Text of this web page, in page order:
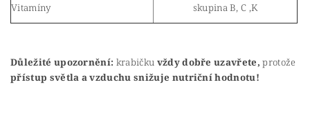
Vitamíny skupina B, C ,K
Důležité upozornění: krabičku vždy dobře uzavřete, protože
přístup světla a vzduchu snižuje nutriční hodnotu!